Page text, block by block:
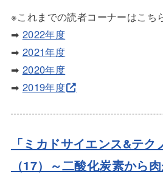
※これまでの読者コーナーはこち
➡ 2022年度
➡ 2021年度
➡ 2020年度
➡ 2019年度
「ミカドサイエンス&テ
（17）～二酸化炭素から